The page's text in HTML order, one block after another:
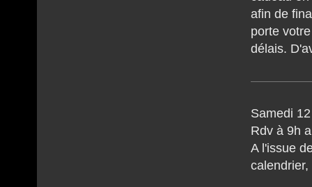
afin de
porte
délais.
Samedi
Rdv à 9h
A l'issue